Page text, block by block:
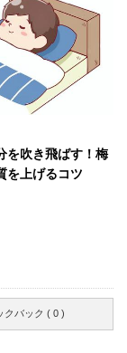
を吹き飛ばす！梅
を上げるコツ
クバック ( 0 )